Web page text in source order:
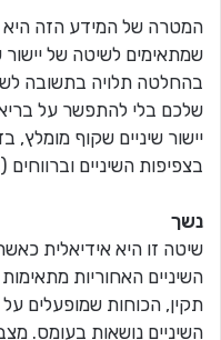
המטרה של המידע הזה
שמתאימים לשיטה של יישור
בהחלטה תלויה בתשובה
שלכם בלי להתפשר על
יישור שיניים שקוף
בצפיפות השיניים
נשך
שיטה זו היא אידיאלית
השיניים האחוריות
תקין, הכוחות שמופעלים על
השיניים נושאות בעומס.